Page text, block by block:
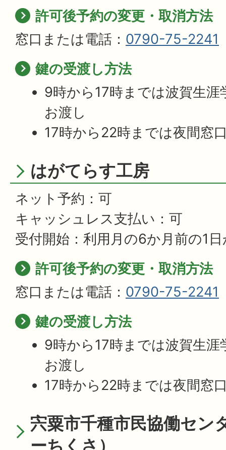
許可後予約の変更・取消方法
窓口または電話： 0790-75-2241
鍵の受渡し方法
9時から17時までは波賀生涯
お渡し
17時から22時までは夜間窓
はがてらす工房
ネット予約：可
キャッシュレス支払い：可
受付開始：利用月の6か月前の1
許可後予約の変更・取消方法
窓口または電話： 0790-75-2241
鍵の受渡し方法
9時から17時までは波賀生涯
お渡し
17時から22時までは夜間窓
宍粟市千種市民協働セン
ーちくさ）